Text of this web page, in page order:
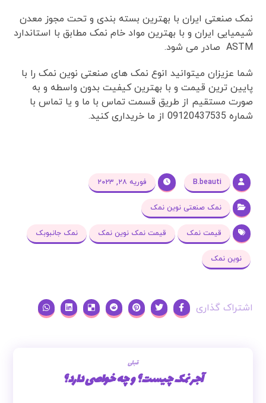
نمک صنعتی ایران با بهترین بسته بندی و تحت مجوز معدن
شیمیایی ایران و با بهترین مواد خام نمک مطابق با استاندارد
ASTM صادر می شود.
شما عزیزان میتوانید انوع نمک های صنعتی نوین نمک را با
پایین ترین قیمت و با بهترین کیفیت بدون واسطه و به
صورت مستقیم از طریق قسمت تماس با ما و یا تماس با
شماره 09120437535 از ما خریداری کنید.
B.beauti فوریه ۲۸, ۲۰۲۳
نمک صنعتی نوین نمک
قیمت نمک قیمت نمک نوین نمک نمک جانبوبک
نوین نمک
قبلی
آجر نمک چیست؟ و چه خواصی دارد؟